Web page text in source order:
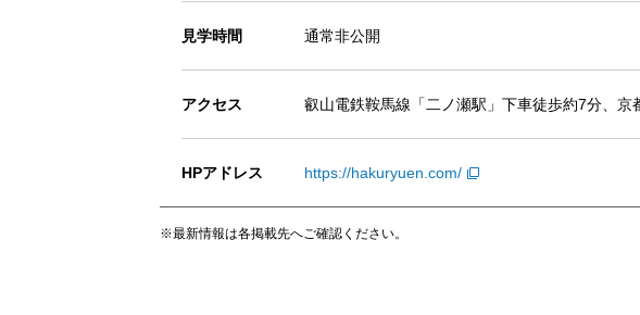
見学時間 通常非公開
アクセス 叡山電鉄鞍馬線「二ノ瀬駅」下車徒歩約7分、
HPアドレス https://hakuryuen.com/
※最新情報は各掲載先へご確認ください。